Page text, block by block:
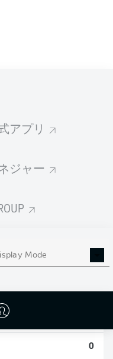
アプリ
ジャー
Mode
2027
DUELS
WON
0